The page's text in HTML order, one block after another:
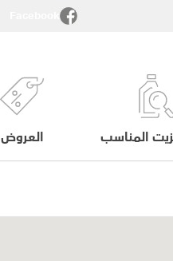
العروض المناسب